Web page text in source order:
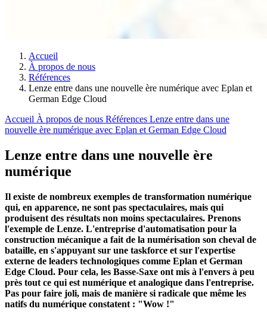
Accueil
À propos de nous
Références
Lenze entre dans une nouvelle ère numérique avec Eplan et
German Edge Cloud
Accueil À propos de nous Références Lenze entre dans une
nouvelle ère numérique avec Eplan et German Edge Cloud
Lenze entre dans une nouvelle ère
numérique
Il existe de nombreux exemples de transformation numérique
qui, en apparence, ne sont pas spectaculaires, mais qui
produisent des résultats non moins spectaculaires. Prenons
l'exemple de Lenze. L'entreprise d'automatisation pour la
construction mécanique a fait de la numérisation son cheval de
bataille, en s'appuyant sur une taskforce et sur l'expertise
externe de leaders technologiques comme Eplan et German
Edge Cloud. Pour cela, les Basse-Saxe ont mis à l'envers à peu
près tout ce qui est numérique et analogique dans l'entreprise.
Pas pour faire joli, mais de manière si radicale que même les
natifs du numérique constatent : "Wow !"